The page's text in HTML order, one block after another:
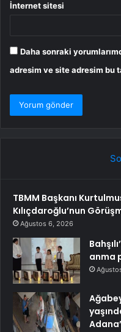
İnternet sitesi
Daha sonraki
adresim ve site adresim bu
TBMM Başkanı
Kılıçdaroğlu’nun
Ağustos 6, 2026
anma